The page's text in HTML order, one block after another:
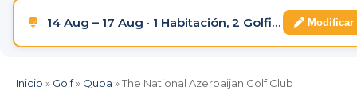
14 Aug – 17 Aug · 1 Habitación, 2 Golfistas Modificar
Inicio » Golf» Quba »The National Azerbaijan Golf Club